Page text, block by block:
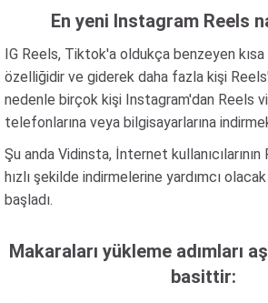
En yeni Instagram Reels
IG Reels, Tiktok'a oldukça benzeyen kısa
özelliğidir ve giderek daha fazla kişi
nedenle birçok kişi Instagram'dan Reels
telefonlarına veya bilgisayarlarına
Şu anda Vidinsta, İnternet
hızlı şekilde indirmelerine yardımcı
başladı.
Makaraları yükleme adımları
basittir: